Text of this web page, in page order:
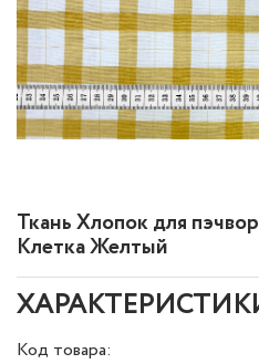
Ткань Хлопок для
Клетка Желтый
Код товара: